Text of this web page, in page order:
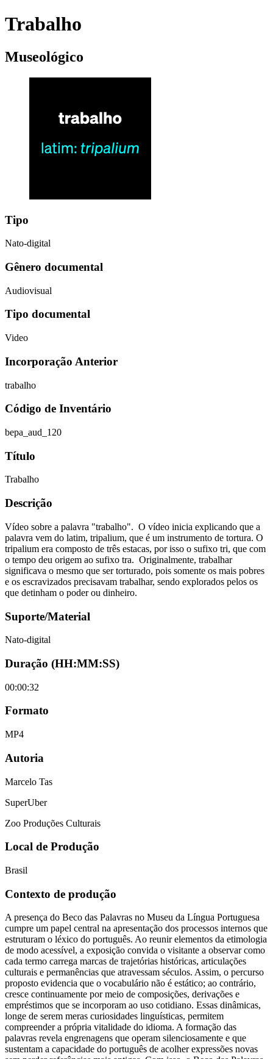
Trabalho
Museológico
Tipo
Nato-digital
Gênero documental
Audiovisual
Tipo documental
Video
Incorporação Anterior
trabalho
Código de Inventário
bepa_aud_120
Título
Trabalho
Descrição
Vídeo sobre a palavra "trabalho". O vídeo inicia explicando que a
palavra vem do latim, tripalium, que é um instrumento de tortura. O
tripalium era composto de três estacas, por isso o sufixo tri, que com
o tempo deu origem ao sufixo tra. Originalmente, trabalhar
significava o mesmo que ser torturado, pois somente os mais pobres
e os escravizados precisavam trabalhar, sendo explorados pelos os
que detinham o poder ou dinheiro.
Suporte/Material
Nato-digital
Duração (HH:MM:SS)
00:00:32
Formato
MP4
Autoria
Marcelo Tas
SuperUber
Zoo Produções Culturais
Local de Produção
Brasil
Contexto de produção
A presença do Beco das Palavras no Museu da Língua Portuguesa
cumpre um papel central na apresentação dos processos internos que
estruturam o léxico do português. Ao reunir elementos da etimologia
de modo acessível, a exposição convida o visitante a observar como
cada termo carrega marcas de trajetórias históricas, articulações
culturais e permanências que atravessam séculos. Assim, o percurso
proposto evidencia que o vocabulário não é estático; ao contrário,
cresce continuamente por meio de composições, derivações e
empréstimos que se incorporam ao uso cotidiano. Essas dinâmicas,
longe de serem meras curiosidades linguísticas, permitem
compreender a própria vitalidade do idioma. A formação das
palavras revela engrenagens que operam silenciosamente e que
sustentam a capacidade do português de acolher expressões novas